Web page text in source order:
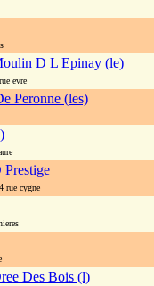
D L Epinay (le)
evre
Peronne (les)
Prestige
rue cygne
Des Bois (l)